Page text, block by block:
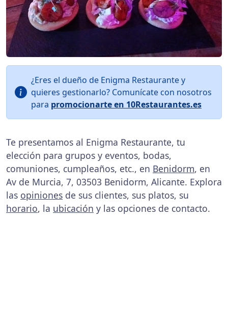
¿Eres el dueño de Enigma Restaurante y
quieres gestionarlo? Comunícate con nosotros
para promocionarte en 10Restaurantes.es
Te presentamos al Enigma Restaurante, tu
elección para grupos y eventos, bodas,
comuniones, cumpleaños, etc., en Benidorm, en
Av de Murcia, 7, 03503 Benidorm, Alicante. Explora
las opiniones de sus clientes, sus platos, su
horario, la ubicación y las opciones de contacto.